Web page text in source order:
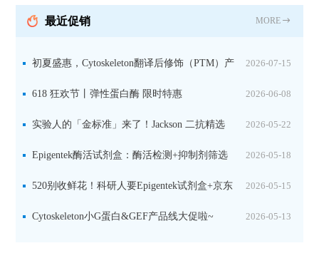
最近促销 MORE
2026-07-15
初夏盛惠，Cytoskeleton翻译后修饰（PTM）产
品线放价啦！ 2026-06-08
618 狂欢节丨弹性蛋白酶 限时特惠
2026-05-22
实验人的「金标准」来了！Jackson 二抗精选
限时一口价，手慢无！ 2026-05-18
Epigentek酶活试剂盒：酶活检测+抑制剂筛选
双赋能，下单即赠京东卡 2026-05-15
520别收鲜花！科研人要Epigentek试剂盒+京东
卡！ 2026-05-13
Cytoskeleton小G蛋白&GEF产品线大促啦~